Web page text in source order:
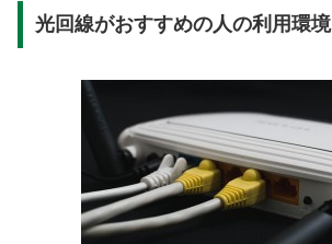
光回線がおすすめの人の利用環境